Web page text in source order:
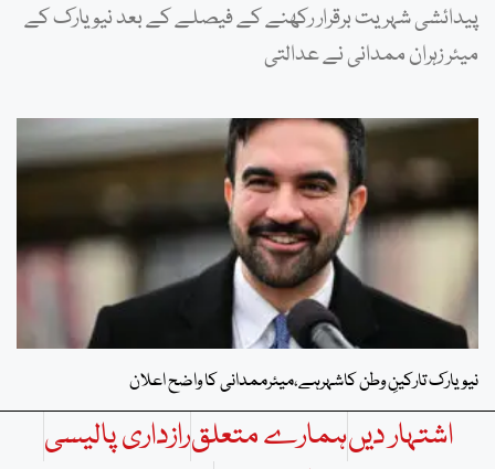
پیدائشی شہریت برقرار رکھنے کے فیصلے کے بعد نیویارک کے
میئر زہران ممدانی نے عدالتی
نیویارک تارکینِ وطن کاشہرہے،میئرممدانی کا واضح اعلان
اشتہار دیںہمارے متعلقرازداری پالیسی